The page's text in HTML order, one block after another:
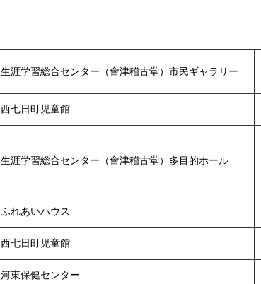
生涯学習総合センター（會津稽古堂）市民ギャラリー
西七日町児童館
生涯学習総合センター（會津稽古堂）多目的ホール
ふれあいハウス
西七日町児童館
河東保健センター